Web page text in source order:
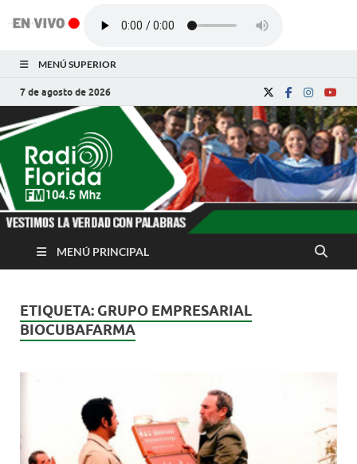
MENÚ SUPERIOR
7 de agosto de 2026
Radio Florida de
Cuba
Noticias y Actualidades de Florida, Camagüey,
MENÚ PRINCIPAL
ETIQUETA: GRUPO EMPRESARIAL
BIOCUBAFARMA